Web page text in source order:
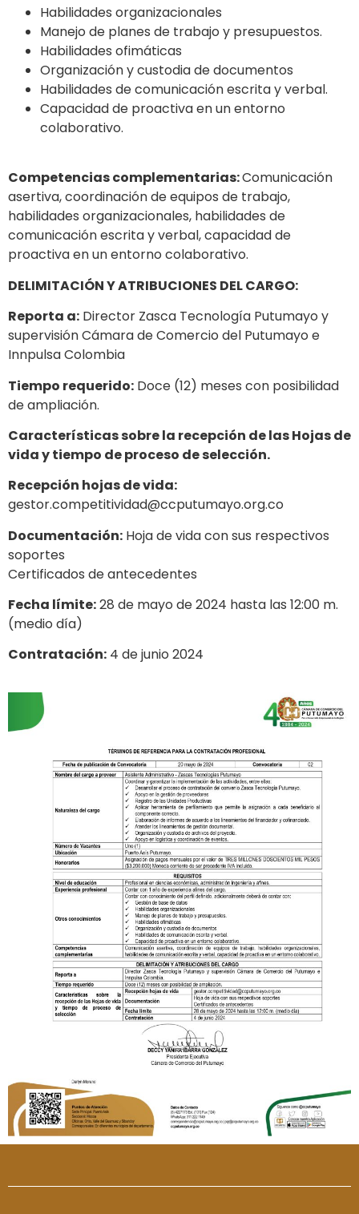
Habilidades organizacionales
Manejo de planes de trabajo y presupuestos.
Habilidades ofimáticas
Organización y custodia de documentos
Habilidades de comunicación escrita y verbal.
Capacidad de proactiva en un entorno
colaborativo.
Competencias complementarias:Comunicación
asertiva, coordinación de equipos de trabajo,
habilidades organizacionales, habilidades de
comunicación escrita y verbal, capacidad de
proactiva en un entorno colaborativo.
DELIMITACIÓN Y ATRIBUCIONES DEL CARGO:
Reporta a: Director Zasca Tecnología Putumayo y
supervisión Cámara de Comercio del Putumayo e
Innpulsa Colombia
Tiempo requerido: Doce (12) meses con posibilidad
de ampliación.
Características sobre la recepción de las Hojas de
vida y tiempo de proceso de selección.
Recepción hojas de vida:
gestor.competitividad@ccputumayo.org.co
Documentación: Hoja de vida con sus respectivos
soportes
Certificados de antecedentes
Fecha límite:28 de mayo de 2024 hasta las 12:00 m.
(medio día)
Contratación: 4 de junio 2024